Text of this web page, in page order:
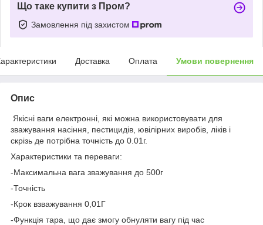
Що таке купити з Пром?
Замовлення під захистом
Доставка Оплата Умови повернення
Опис
Якісні ваги електронні, які можна використовувати для
зважування насіння, пестицидів, ювілірних виробів, ліків і
скрізь де потрібна точність до 0.01г.
Характеристики та переваги:
-Максимальна вага зважування до 500г
-Точність
-Крок взважування 0,01Г
-Функція тара, що дає змогу обнуляти вагу під час